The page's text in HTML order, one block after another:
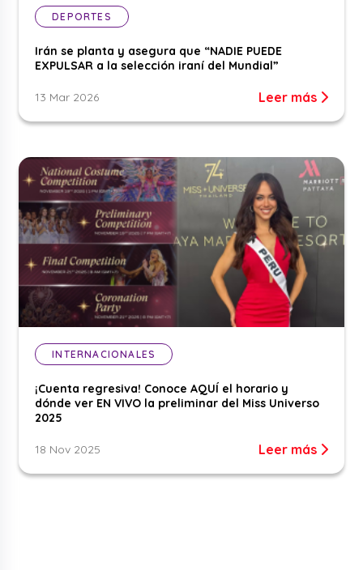
DEPORTES
Irán se planta y asegura que “NADIE PUEDE
EXPULSAR a la selección iraní del Mundial”
13 Mar 2026 Leer más
INTERNACIONALES
¡Cuenta regresiva! Conoce AQUÍ el horario y
dónde ver EN VIVO la preliminar del Miss Universo
2025
18 Nov 2025 Leer más